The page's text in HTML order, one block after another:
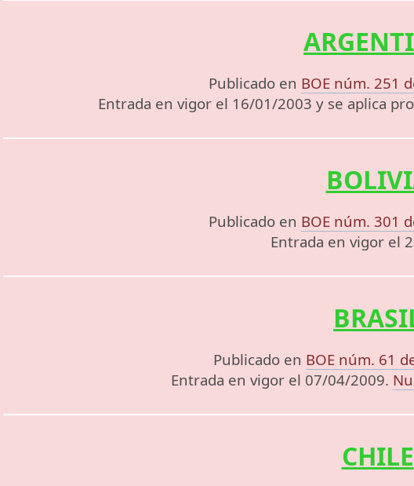
Publicado en BOE núm. 251
Entrada en vigor el 16/01/2003 y se aplica
Publicado en BOE núm. 301
Entrada en vigor el
Publicado en BOE núm. 61
Entrada en vigor el 07/04/2009.
CHILE